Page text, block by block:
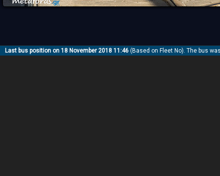
Last bus position on 18 November 2018 11:46 (Based on Fleet No). The bus